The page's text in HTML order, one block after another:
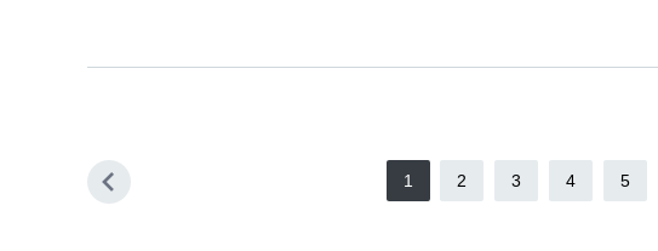
1 2 3 4 5